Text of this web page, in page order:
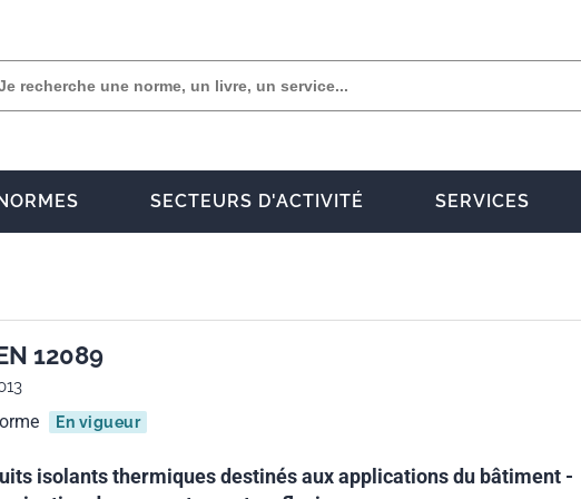
SECTEURS D'ACTIVITÉ SERVICES
12089
En vigueur
isolants thermiques destinés aux applications du bâtiment -